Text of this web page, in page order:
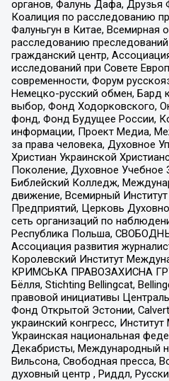
органов, Фалунь Дафа, Друзья
Коалиция по расследованию
Фалуньгун в Китае, Всемирная
расследованию
гражданский центр,
исследований при Совете
современности, Форум
Немецко-русский обмен, Бард
выбор, Фонд Ходорковского,
фонд, Фонд Будущее России,
информации, Проект Медиа,
за права человека, Духовное
Христиан Украинской
Поколение, Духовное
Библейский Колледж,
движение, Всемирный Институт
Предприятий, Церковь
сеть организаций по
Республика Польша,
Ассоциация развития
Королевский Институт
КРИМСЬКА ПРАВОЗАХИСНА
Бёлля, Stichting Bellingcat,
правовой инициативы
Фонд Открытой Эстонии,
украинский конгресс,
Украинская национальная
Декабристы, Международный
Вильсона, Свободная пресса,
духовный центр , Риддл,